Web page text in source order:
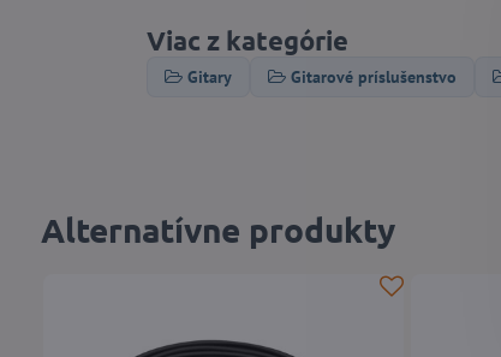
Viac z kategórie
Gitary Gitarové príslušenstvo
Alternatívne produkty